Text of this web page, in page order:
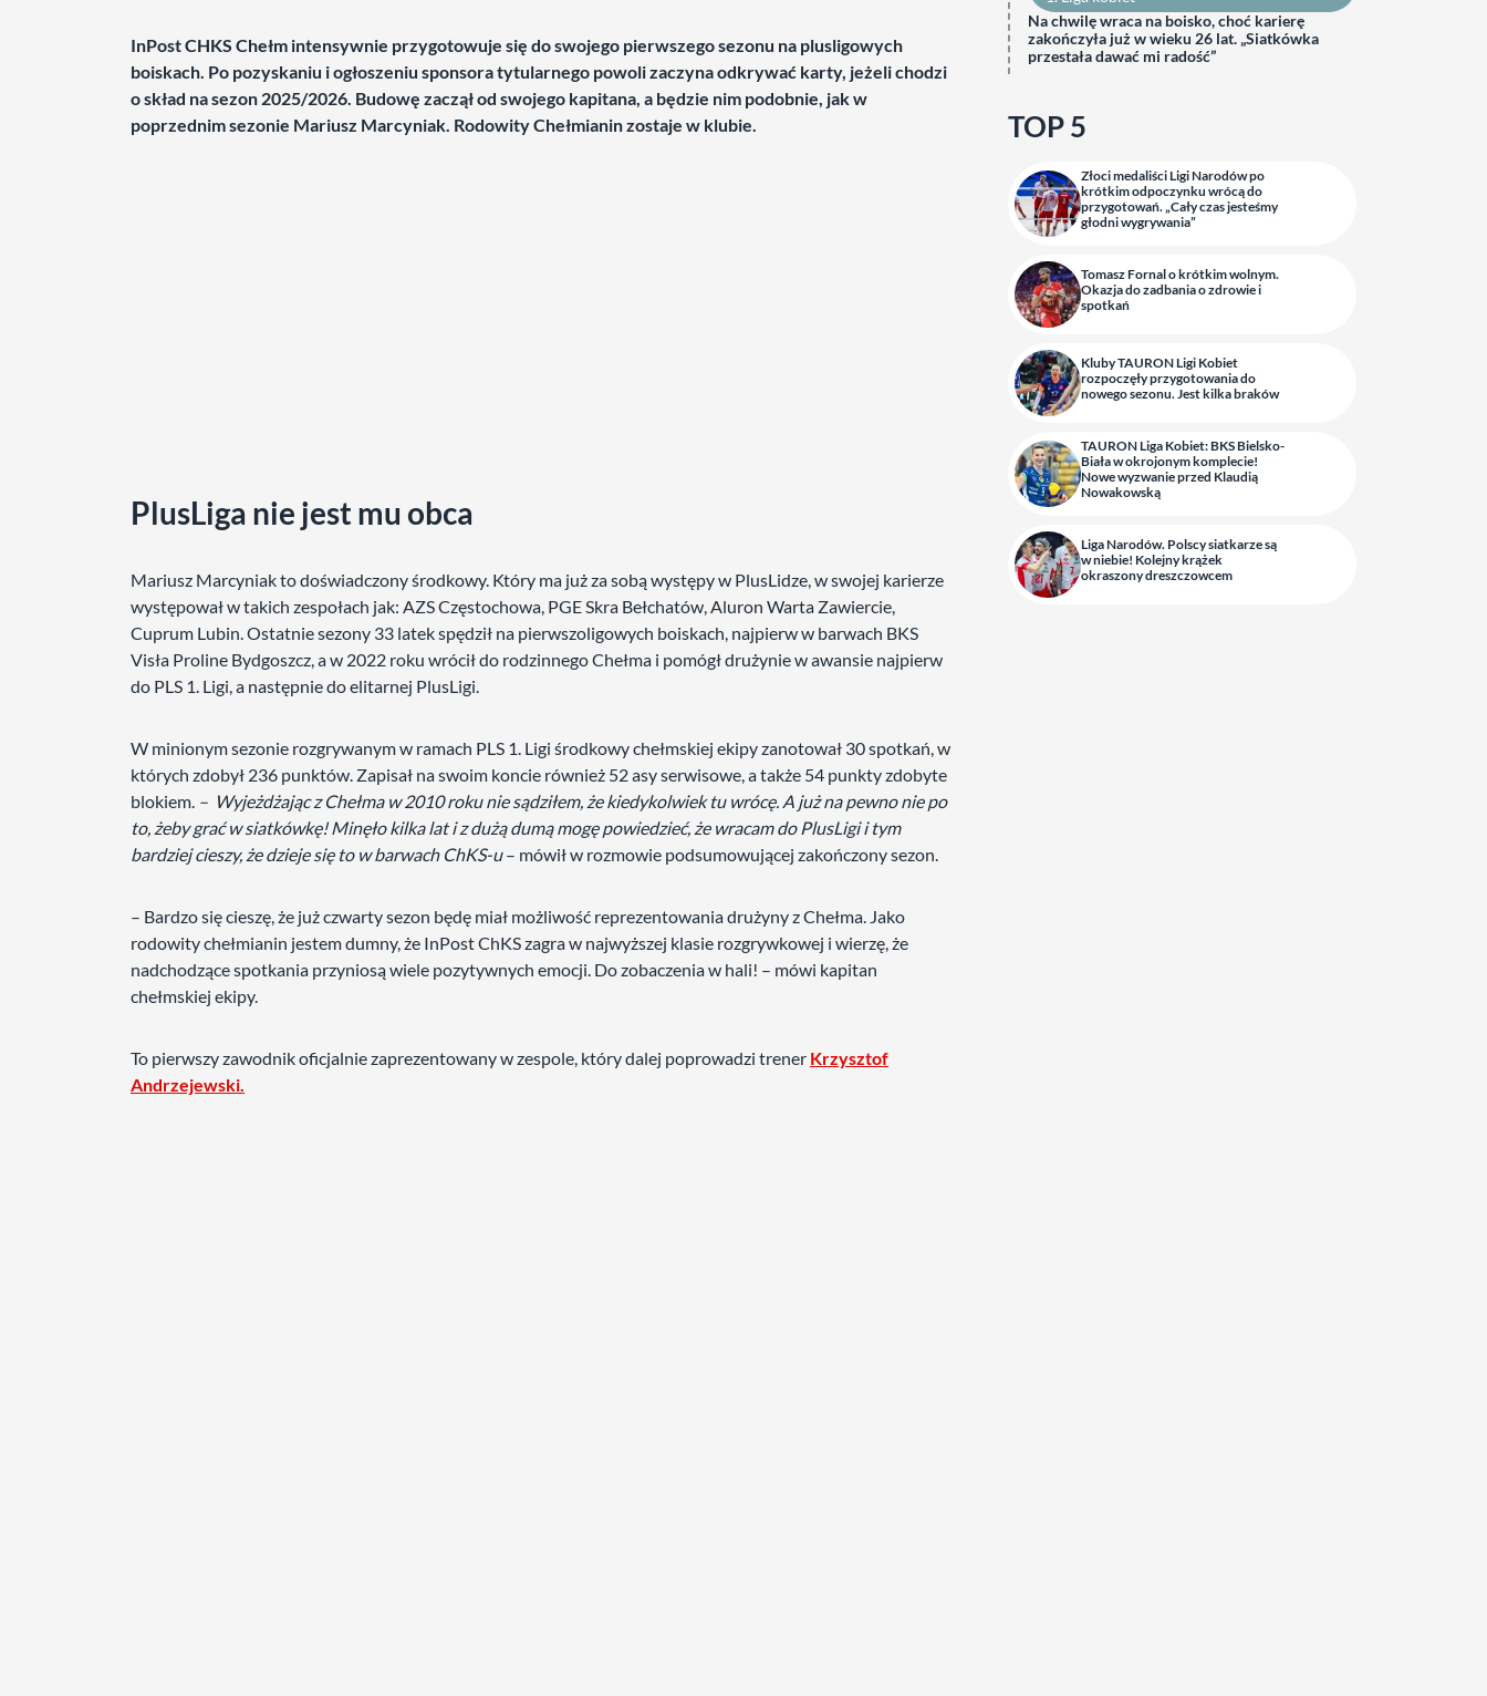
InPost CHKS Chełm intensywnie przygotowuje się do swojego pierwszego sezonu na plusligowych
boiskach. Po pozyskaniu i ogłoszeniu sponsora tytularnego powoli zaczyna odkrywać karty, jeżeli chodzi
o skład na sezon 2025/2026. Budowę zaczął od swojego kapitana, a będzie nim podobnie, jak w
poprzednim sezonie Mariusz Marcyniak. Rodowity Chełmianin zostaje w klubie.
PlusLiga nie jest mu obca
Mariusz Marcyniak to doświadczony środkowy. Który ma już za sobą występy w PlusLidze, w swojej karierze
występował w takich zespołach jak: AZS Częstochowa, PGE Skra Bełchatów, Aluron Warta Zawiercie,
Cuprum Lubin. Ostatnie sezony 33 latek spędził na pierwszoligowych boiskach, najpierw w barwach BKS
Visła Proline Bydgoszcz, a w 2022 roku wrócił do rodzinnego Chełma i pomógł drużynie w awansie najpierw
do PLS 1. Ligi, a następnie do elitarnej PlusLigi.
W minionym sezonie rozgrywanym w ramach PLS 1. Ligi środkowy chełmskiej ekipy zanotował 30 spotkań, w
których zdobył 236 punktów. Zapisał na swoim koncie również 52 asy serwisowe, a także 54 punkty zdobyte
blokiem. – Wyjeżdżając z Chełma w 2010 roku nie sądziłem, że kiedykolwiek tu wrócę. A już na pewno nie po
to, żeby grać w siatkówkę! Minęło kilka lat i z dużą dumą mogę powiedzieć, że wracam do PlusLigi i tym
bardziej cieszy, że dzieje się to w barwach ChKS-u– mówił w rozmowie podsumowującej zakończony sezon.
– Bardzo się cieszę, że już czwarty sezon będę miał możliwość reprezentowania drużyny z Chełma. Jako
rodowity chełmianin jestem dumny, że InPost ChKS zagra w najwyższej klasie rozgrywkowej i wierzę, że
nadchodzące spotkania przyniosą wiele pozytywnych emocji. Do zobaczenia w hali! – mówi kapitan
chełmskiej ekipy.
To pierwszy zawodnik oficjalnie zaprezentowany w zespole, który dalej poprowadzi trener Krzysztof
Andrzejewski.
Na chwilę wraca na boisko, choć karierę
zakończyła już w wieku 26 lat. „Siatkówka
przestała dawać mi radość”
TOP 5
Złoci medaliści Ligi Narodów po
krótkim odpoczynku wrócą do
przygotowań. „Cały czas jesteśmy
głodni wygrywania”
Tomasz Fornal o krótkim wolnym.
Okazja do zadbania o zdrowie i
spotkań
Kluby TAURON Ligi Kobiet
rozpoczęły przygotowania do
nowego sezonu. Jest kilka braków
TAURON Liga Kobiet: BKS Bielsko-
Biała w okrojonym komplecie!
Nowe wyzwanie przed Klaudią
Nowakowską
Liga Narodów. Polscy siatkarze są
w niebie! Kolejny krążek
okraszony dreszczowcem